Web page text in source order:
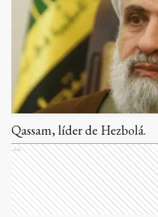
Qassam, líder de Hezbolá.
Ads